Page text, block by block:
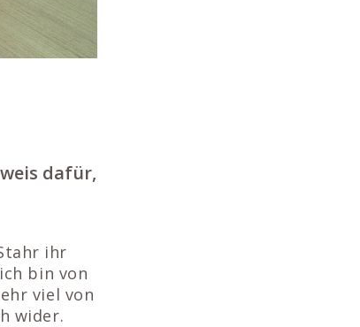
dafür,
ihr
bin von
viel von
wider.